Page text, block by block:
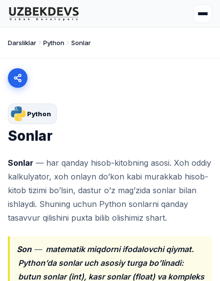
Darsliklar Python Sonlar
Python
Sonlar
Sonlar — har qanday hisob-kitobning asosi. Xoh oddiy
kalkulyator, xoh onlayn do’kon kabi murakkab hisob-
kitob tizimi bo’lsin, dastur o’z mag’zida sonlar bilan
ishlaydi. Shuning uchun Python sonlarni qanday
tasavvur qilishini puxta bilib olishimiz shart.
Son— matematik miqdorni ifodalovchi qiymat.
Python’da sonlar uch asosiy turga bo’linadi:
butun sonlar (int), kasr sonlar (float) va kompleks